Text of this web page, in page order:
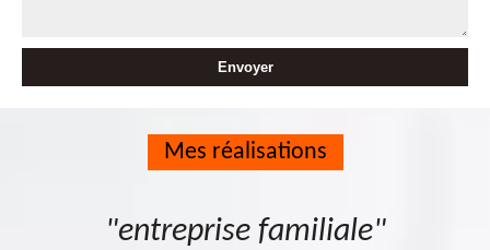
Mes réalisations
"entreprise familiale"